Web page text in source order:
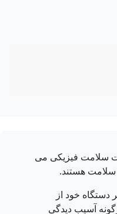
فیزیکی می
خود از
آسیب دیدگی